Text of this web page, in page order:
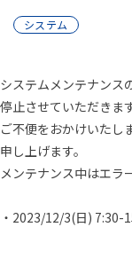
システム
システムメンテナンス
停止させていただきます
ご不便をおかけいたし
申し上げます。
メンテナンス中はエラ
・2023/12/3(日) 7:30-